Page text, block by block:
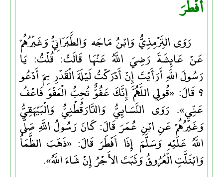
أَفْطَرَ
رَوَى التِّرْمِذِيُّ وَابْنُ مَاجَه وَالطَّبَرَانِيُّ وَغَيْرُهُمْ
عَنْ عَائِشَةَ رَضِيَ اللَّهُ عَنْهَا قَالَتْ: قُلْتُ: يَا
رَسُولَ اللَّهِ أَرَأَيْتَ إِنْ أَدْرَكْتُ لَيْلَةَ الْقَدْرِ بِمَ أَدْعُو
؟ قَالَ: «قُولِي اللَّهُمَّ إِنَّكَ عَفُوٌّ تُحِبُّ الْعَفْوَ فَاعْفُ
عَنِّي». رَوَى النَّسَائِيُّ وَالدَّارَقُطْنِيُّ وَالْبَيْهَقِيُّ
وَغَيْرُهُمْ عَنِ ابْنِ عُمَرَ قَالَ: كَانَ رَسُولُ اللَّهِ صَلَّى
اللَّهُ عَلَيْهِ وَسَلَّمَ إِذَا أَفْطَرَ قَالَ: «ذَهَبَ الظَّمَأُ
وَابْتَلَّتِ الْعُرُوقُ وَثَبَتَ الأَجْرُ إِنْ شَاءَ اللَّهُ».